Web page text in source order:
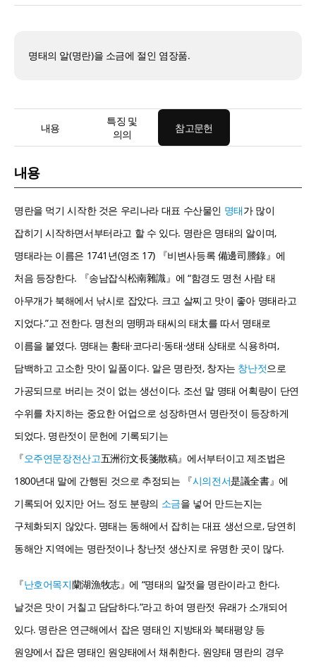
명태의 알(명란)을 소금에 절인 염장품.
내용
특징 및
의의
참고문헌
내용
명란을 먹기 시작한 것은 우리나라 대표 수산물인 명태가 많이
잡히기 시작하면서부터라고 할 수 있다. 명란은 명태의 알이며,
명태라는 이름은 1741년(영조 17) 『비변사등록 備邊司謄錄』에
처음 등장한다. 『송남잡식松南雜識』에 “함경도 명천 사람 태
아무개가 북해에서 낚시로 잡았다. 크고 살찌고 맛이 좋아 명태라고
지었다.”고 전한다. 명천의 명明과 태씨의 태太를 따서 명태로
이름을 붙였다. 명태는 황태·코다리·동태·생태 상태로 식용하며,
담백하고 고소한 맛이 일품이다. 알은 명란젓, 창자는 창난젓으로
가공되므로 버리는 것이 없는 생선이다. 조선 말 명태 어획량이 단연
수위를 차지하는 중요한 어업으로 성장하면서 명란젓이 등장하게
되었다. 명란젓이 문헌에 기록되기는
『오주연문장전산고五洲衍文長箋散稿』에서부터이고 제조법은
1800년대 말에 간행된 것으로 추정되는 『시의전서是議全書』에
기록되어 있지만 어느 정도 분량의 소금을 넣어 만드는지는
구체화되지 않았다. 명태는 동해에서 잡히는 대표 생선으로, 당연히
동해안 지역에는 명란젓이나 창난젓 생산지로 유명한 곳이 많다.
『난호어목지蘭湖漁牧志』에 “명태의 알젓을 명란이라고 한다.
날것은 맛이 거칠고 담담하다.”라고 하여 명란젓 유래가 소개되어
있다. 명란은 연근해에서 잡은 명태인 지방태와 북태평양 등
원양에서 잡은 명태인 원양태에서 채취한다. 원양태 명란의 경우